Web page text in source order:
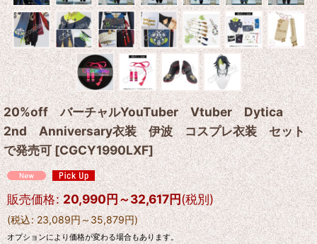
20%off バーチャルYouTuber Vtuber Dytica
2nd Anniversary衣装 伊波 コスプレ衣装 セット
で発売可[CGCY1990LXF]
販売価格: 20,990円～32,617円(税別)
(税込: 23,089円 ～35,879円)
オプションにより価格が変わる場合もあります。